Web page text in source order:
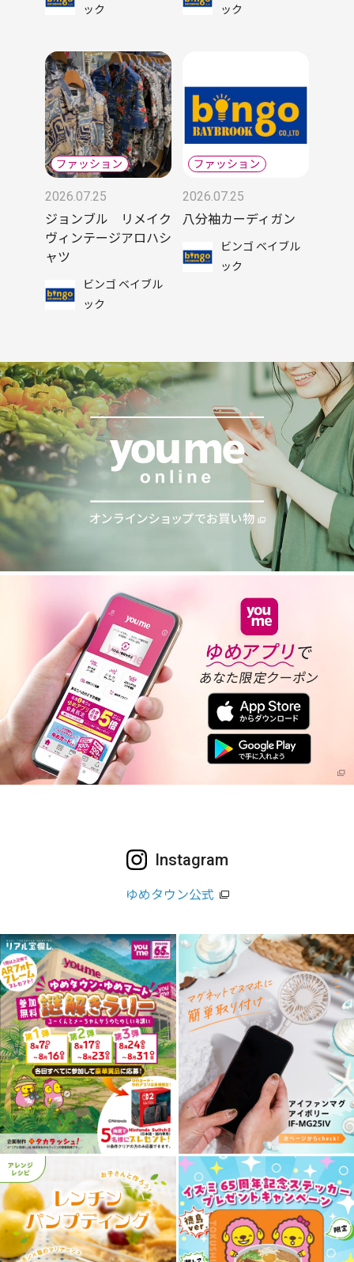
ック
ック
2026.07.25
ジョンブル リメイク
ヴィンテージアロハシ
ャツ
ビンゴ ベイブル
ック
2026.07.25
八分袖カーディガン
ビンゴ ベイブル
ック
Instagram
ゆめタウン公式